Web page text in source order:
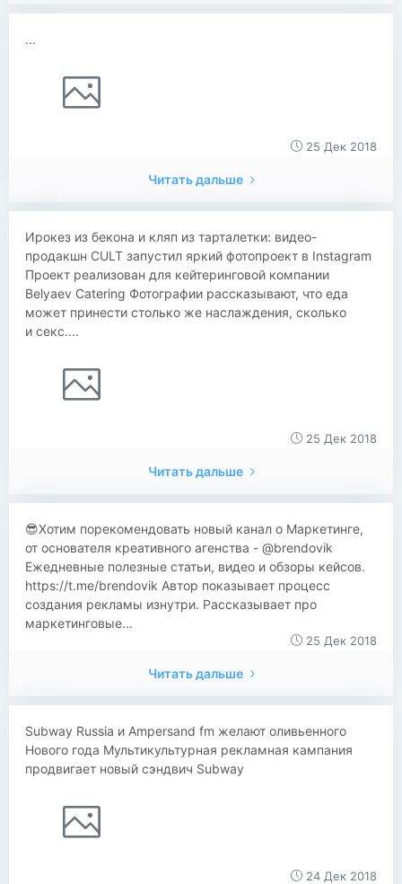
...
25 Дек 2018
Читать дальше
Ирокез из бекона и кляп из тарталетки: видео-
продакшн CULT запустил яркий фотопроект в Instagram
Проект реализован для кейтеринговой компании
Belyaev Catering Фотографии рассказывают, что еда
может принести столько же наслаждения, сколько
и секс....
25 Дек 2018
Читать дальше
😎Хотим порекомендовать новый канал о Маркетинге,
от основателя креативного агенства - @brendovik
Ежедневные полезные статьи, видео и обзоры кейсов.
https://t.me/brendovik Автор показывает процесс
создания рекламы изнутри. Рассказывает про
маркетинговые...
25 Дек 2018
Читать дальше
Subway Russia и Ampersand fm желают оливьенного
Нового года Мультикультурная рекламная кампания
продвигает новый сэндвич Subway
24 Дек 2018